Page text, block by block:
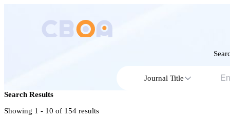
Journal Title
Search Results
Showing 1 - 10 of 154 results